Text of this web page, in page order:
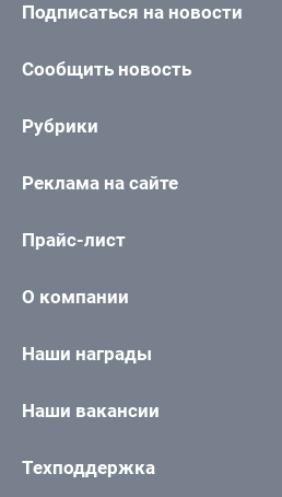
Подписаться на новости
Сообщить новость
Рубрики
Реклама на сайте
Прайс-лист
О компании
Наши награды
Наши вакансии
Техподдержка